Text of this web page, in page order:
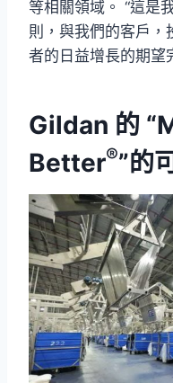
等相關領域。 “這是
則，與我們的客戶，
者的日益增長的期望
Gildan 的 “
Better®”的